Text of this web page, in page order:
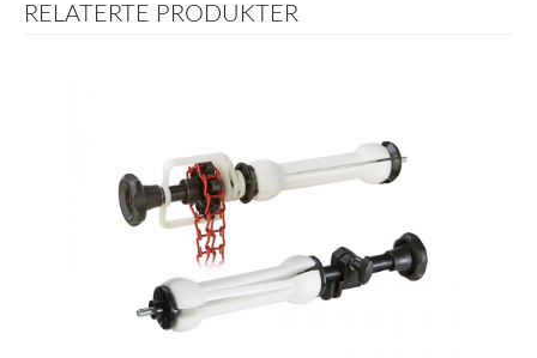
RELATERTE PRODUKTER